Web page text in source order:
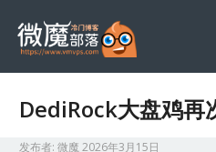
DediRock大盘鸡再
发布者:微魔2026年3月15日